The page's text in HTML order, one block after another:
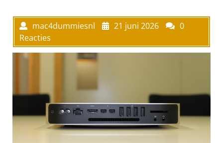
mac4dummiesnl 21 juni 2026
0
Reacties